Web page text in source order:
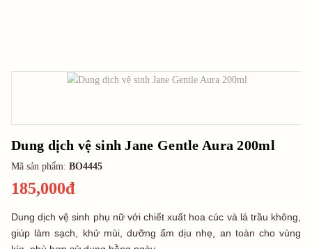
Dung dịch vệ sinh Jane Gentle Aura 200ml
Mã sản phẩm: BO4445
185,000đ
Dung dịch vệ sinh phụ nữ với chiết xuất hoa cúc và lá trầu không,
giúp làm sạch, khử mùi, dưỡng ẩm dịu nhẹ, an toàn cho vùng